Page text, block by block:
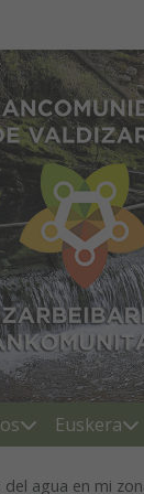
Euskera
agua en mi